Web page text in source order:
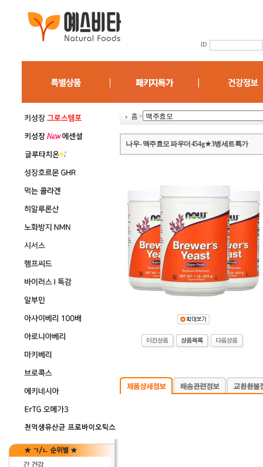
홈>
나우 - 맥주효모 파우더 454g ★3병세트특가